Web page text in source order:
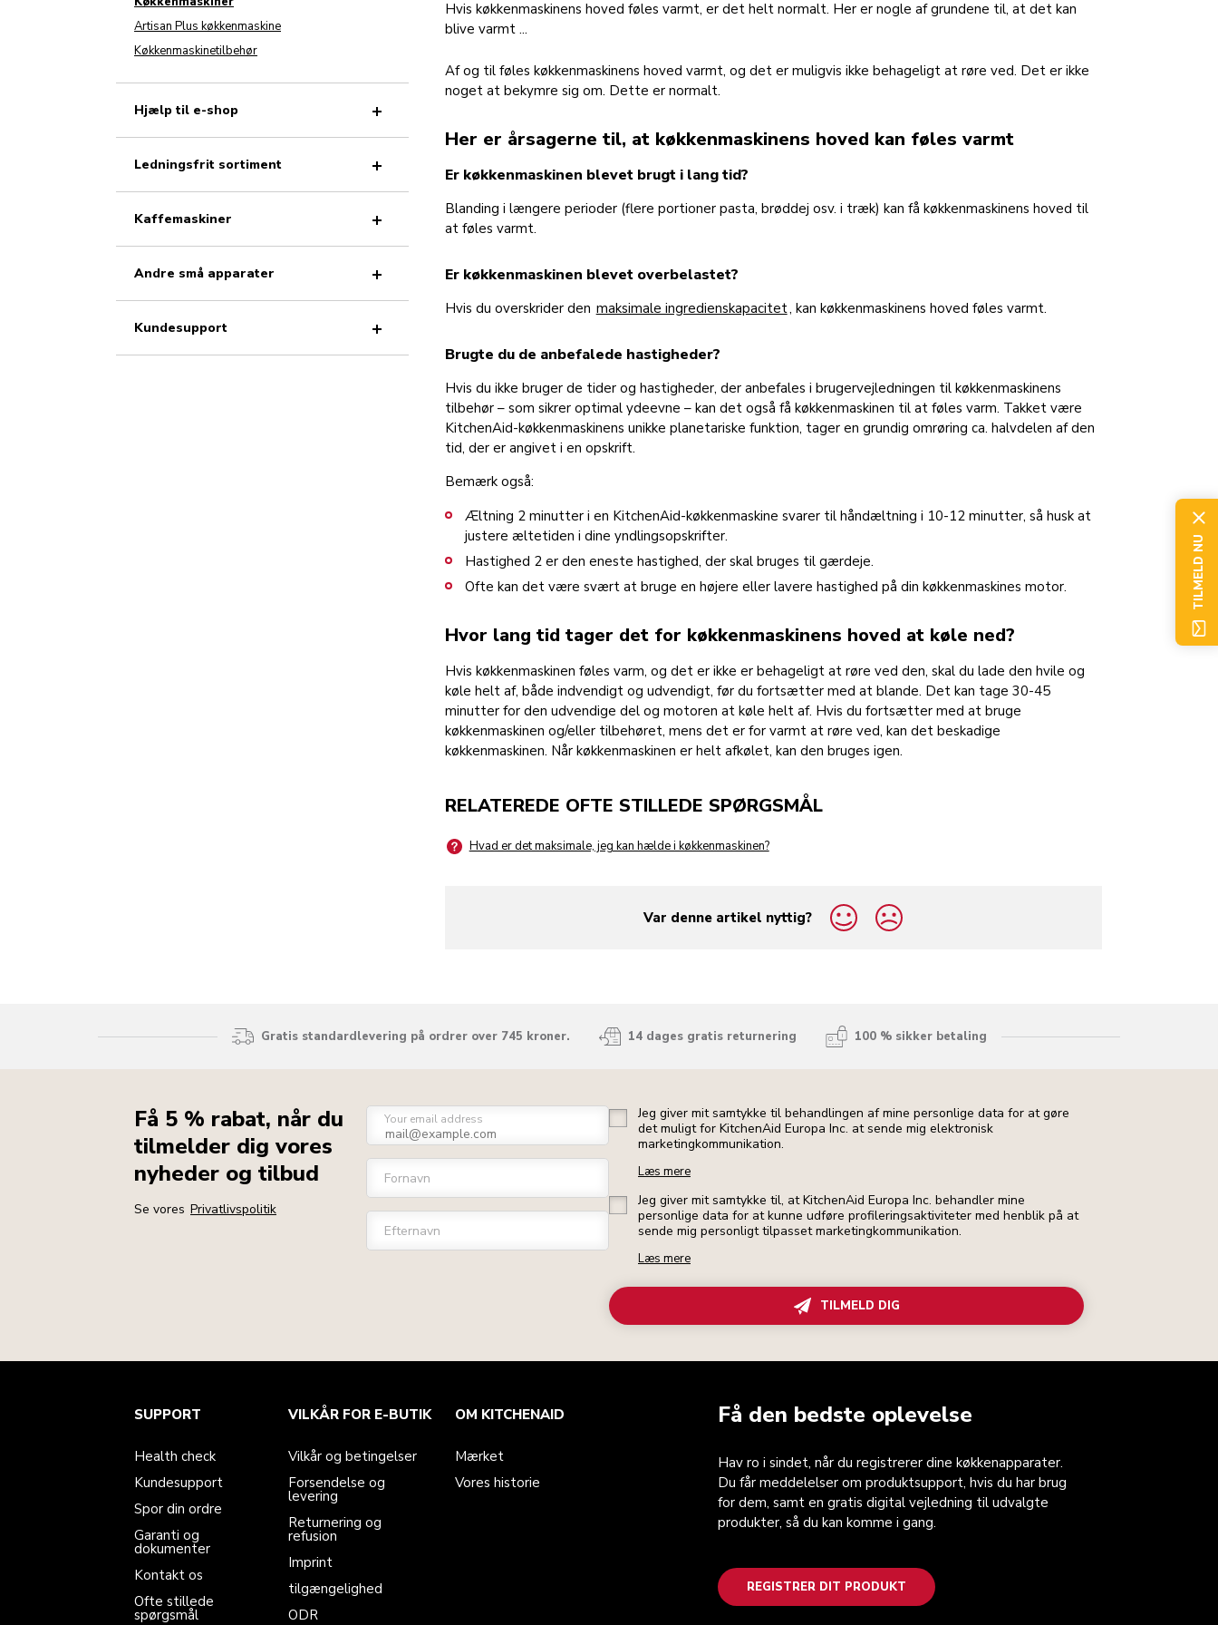
Hvis køkkenmaskinens hoved føles varmt, er det helt normalt. Her er nogle af grundene til, at det kan
blive varmt ...
Af og til føles køkkenmaskinens hoved varmt, og det er muligvis ikke behageligt at røre ved. Det er ikke
noget at bekymre sig om. Dette er normalt.
Her er årsagerne til, at køkkenmaskinens hoved kan føles varmt
Er køkkenmaskinen blevet brugt i lang tid?
Blanding i længere perioder (flere portioner pasta, brøddej osv. i træk) kan få køkkenmaskinens hoved til
at føles varmt.
Er køkkenmaskinen blevet overbelastet?
Hvis du overskrider den maksimale ingredienskapacitet, kan køkkenmaskinens hoved føles varmt.
Brugte du de anbefalede hastigheder?
Hvis du ikke bruger de tider og hastigheder, der anbefales i brugervejledningen til køkkenmaskinens
tilbehør – som sikrer optimal ydeevne – kan det også få køkkenmaskinen til at føles varm. Takket være
KitchenAid-køkkenmaskinens unikke planetariske funktion, tager en grundig omrøring ca. halvdelen af den
tid, der er angivet i en opskrift.
Bemærk også:
Æltning 2 minutter i en KitchenAid-køkkenmaskine svarer til håndæltning i 10-12 minutter, så husk at
justere æltetiden i dine yndlingsopskrifter.
Hastighed 2 er den eneste hastighed, der skal bruges til gærdeje.
Ofte kan det være svært at bruge en højere eller lavere hastighed på din køkkenmaskines motor.
Hvor lang tid tager det for køkkenmaskinens hoved at køle ned?
Hvis køkkenmaskinen føles varm, og det er ikke er behageligt at røre ved den, skal du lade den hvile og
køle helt af, både indvendigt og udvendigt, før du fortsætter med at blande. Det kan tage 30-45
minutter for den udvendige del og motoren at køle helt af. Hvis du fortsætter med at bruge
køkkenmaskinen og/eller tilbehøret, mens det er for varmt at røre ved, kan det beskadige
køkkenmaskinen. Når køkkenmaskinen er helt afkølet, kan den bruges igen.
RELATEREDE OFTE STILLEDE SPØRGSMÅL
Hvad er det maksimale, jeg kan hælde i køkkenmaskinen?
Var denne artikel nyttig?
yes
no
Artisan Plus køkkenmaskine
Køkkenmaskinetilbehør
Hjælp til e-shop
Ledningsfrit sortiment
Kaffemaskiner
Andre små apparater
Kundesupport
Gratis standardlevering på ordrer over 745 kroner. 14 dages gratis returnering 100 % sikker betaling
Få 5 % rabat, når du
tilmelder dig vores
nyheder og tilbud
Se vores Privatlivspolitik
Your email address
Fornavn
Efternavn
Jeg giver mit samtykke til behandlingen af mine personlige data for at gøre
det muligt for KitchenAid Europa Inc. at sende mig elektronisk
marketingkommunikation.
Læs mere
Jeg giver mit samtykke til, at KitchenAid Europa Inc. behandler mine
personlige data for at kunne udføre profileringsaktiviteter med henblik på at
sende mig personligt tilpasset marketingkommunikation.
Læs mere
TILMELD DIG
Få den bedste oplevelse
Hav ro i sindet, når du registrerer dine køkkenapparater.
Du får meddelelser om produktsupport, hvis du har brug
for dem, samt en gratis digital vejledning til udvalgte
produkter, så du kan komme i gang.
REGISTRER DIT PRODUKT
Health check
Kundesupport
Kontakt os
Vilkår og betingelser
Forsendelse og levering
tilgængelighed
Mærket
Vores historie
Find en butik
SUPPORT
Health check
Kundesupport
Spor din ordre
Garanti og
dokumenter
Kontakt os
Ofte stillede
spørgsmål
VILKÅR FOR E-BUTIK
Vilkår og betingelser
Forsendelse og
levering
Returnering og
refusion
Imprint
tilgængelighed
ODR
OM KITCHENAID
Mærket
Vores historie
TILMELD NU